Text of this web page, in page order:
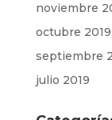
noviembre
octubre 2019
septiembre
julio 2019